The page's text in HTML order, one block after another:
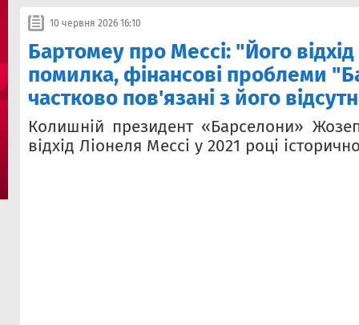
10 червня 2026 16:10
Бартомеу про Мессі: "Його
помилка, фінансові проблеми
частково пов'язані з його
Колишній президент «Барселони»
відхід Ліонеля Мессі у 2021 році